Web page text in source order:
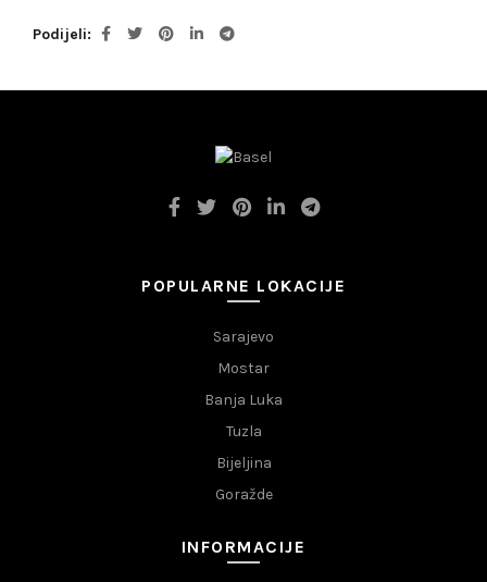
Podijeli
POPULARNE LOKACIJE
Sarajevo
Mostar
Banja Luka
Tuzla
Bijeljina
Goražde
INFORMACIJE